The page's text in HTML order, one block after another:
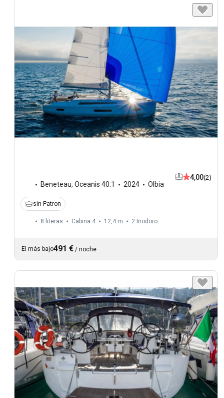
Beneteau, Oceanis 40.1 2024 Olbia
4,00(2)
sin Patron
8 literas Cabina 4 12,4 m 2 Inodoro
El más bajo491 € / noche